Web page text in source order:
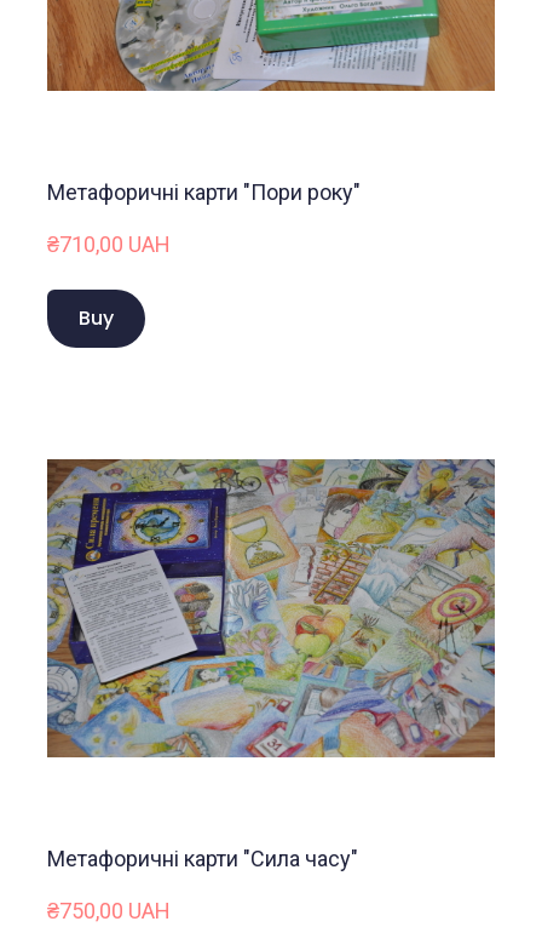
Метафоричні карти "Пори року"
₴710,00 UAH
Buy
Метафоричні карти "Сила часу"
₴750,00 UAH